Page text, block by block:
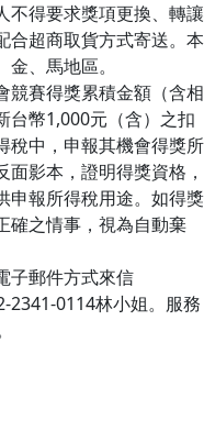
不得要求獎項更換、轉讓
合超商取貨方式寄送。本
、馬地區。
競賽得獎累積金額（含相
台幣1,000元（含）之扣
稅中，申報其機會得獎所
影本，證明得獎資格，
申報所得稅用途。如得獎
確之情事，視為自動棄
子郵件方式來信
0114林小姐。服務